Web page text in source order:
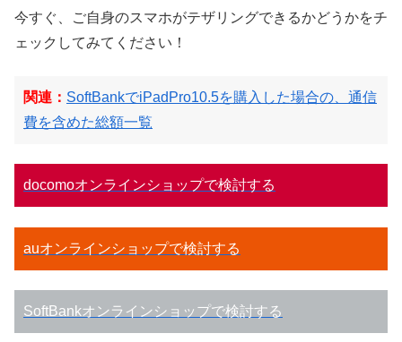
今すぐ、ご自身のスマホがテザリングできるかどうかをチ
ェックしてみてください！
関連： SoftBankでiPadPro10.5を購入した場合の、通信
費を含めた総額一覧
docomoオンラインショップで検討する
auオンラインショップで検討する
SoftBankオンラインショップで検討する